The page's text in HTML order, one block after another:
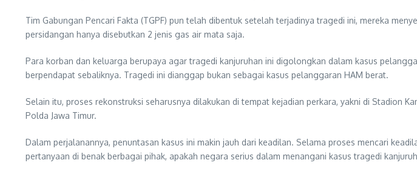
Tim Gabungan Pencari Fakta (TGPF) pun telah dibentuk setelah terjadinya tragedi ini, mereka
persidangan hanya disebutkan 2 jenis gas air mata saja.
Para korban dan keluarga berupaya agar tragedi kanjuruhan ini digolongkan dalam kasus
berpendapat sebaliknya. Tragedi ini dianggap bukan sebagai kasus pelanggaran HAM berat.
Selain itu, proses rekonstruksi seharusnya dilakukan di tempat kejadian perkara, yakni di Stadion
Polda Jawa Timur.
Dalam perjalanannya, penuntasan kasus ini makin jauh dari keadilan. Selama proses mencari
pertanyaan di benak berbagai pihak, apakah negara serius dalam menangani kasus tragedi